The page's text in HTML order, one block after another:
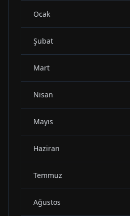
Ocak
Şubat
Mart
Nisan
Mayıs
Haziran
Temmuz
Ağustos